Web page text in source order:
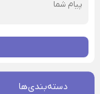
دسته‌بندی‌ها